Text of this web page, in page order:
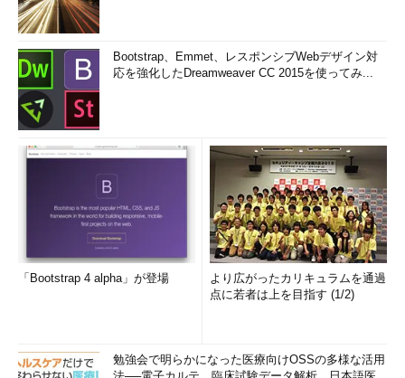
Bootstrap、Emmet、レスポンシブWebデザイン対
応を強化したDreamweaver CC 2015を使ってみ...
「Bootstrap 4 alpha」が登場
より広がったカリキュラムを通過
点に若者は上を目指す (1/2)
勉強会で明らかになった医療向けOSSの多様な活用